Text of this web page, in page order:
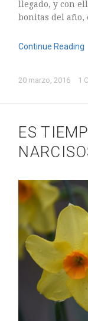
llegado, y con
bonitas del
Continue Reading
20 marzo, 2016 1
ES